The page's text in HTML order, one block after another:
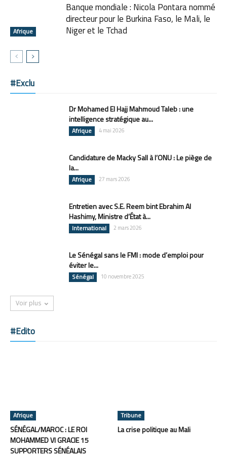
Afrique
Banque mondiale : Nicola Pontara nommé
directeur pour le Burkina Faso, le Mali, le
Niger et le Tchad
#Exclu
Dr Mohamed El Hajj Mahmoud Taleb : une
intelligence stratégique au...
Afrique 4 mai 2026
Candidature de Macky Sall à l’ONU : Le piège de
la...
Afrique 27 mars 2026
Entretien avec S.E. Reem bint Ebrahim Al
Hashimy, Ministre d’État à...
International 2 mars 2026
Le Sénégal sans le FMI : mode d’emploi pour
éviter le...
Sénégal 10 novembre 2025
Voir plus
#Edito
Afrique
SÉNÉGAL/MAROC : LE ROI
MOHAMMED VI GRACIE 15
SUPPORTERS SÉNÉALAIS
Tribune
La crise politique au Mali